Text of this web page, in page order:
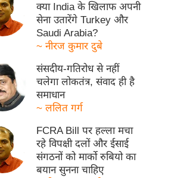
क्या India के खिलाफ अपनी
सेना उतारेंगे Turkey और
Saudi Arabia?
~ नीरज कुमार दुबे
संसदीय-गतिरोध से नहीं
चलेगा लोकतंत्र, संवाद ही है
समाधान
~ ललित गर्ग
FCRA Bill पर हल्ला मचा
रहे विपक्षी दलों और ईसाई
संगठनों को मार्को रुबियो का
बयान सुनना चाहिए